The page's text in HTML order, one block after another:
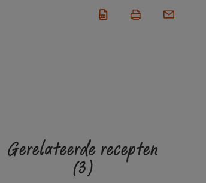
Gerelateerde recepten
(3)